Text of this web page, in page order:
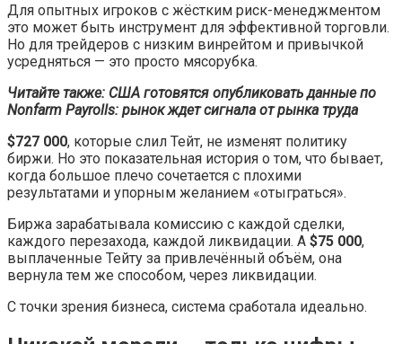
Для опытных игроков с жёстким риск-менеджментом
это может быть инструмент для эффективной торговли.
Но для трейдеров с низким винрейтом и привычкой
усредняться — это просто мясорубка.
Читайте также: США готовятся опубликовать данные по
Nonfarm Payrolls: рынок ждет сигнала от рынка труда
$727 000, которые слил Тейт, не изменят политику
биржи. Но это показательная история о том, что бывает,
когда большое плечо сочетается с плохими
результатами и упорным желанием «отыграться».
Биржа зарабатывала комиссию с каждой сделки,
каждого перезахода, каждой ликвидации. А $75 000,
выплаченные Тейту за привлечённый объём, она
вернула тем же способом, через ликвидации.
С точки зрения бизнеса, система сработала идеально.